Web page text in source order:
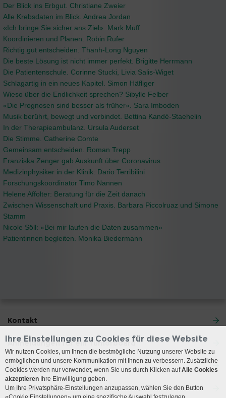
Der Blick ins Erbgut. Christiane Zweier
Alle Krebsdaten im Blick. Andrea Jordan
«Ich bringe Sie sicher ans Ziel». Mark Muff
Koordinieren und Planen. Robin Rufer
Richtig gut entscheiden. Thanh-Long Nguyen
Die beste Lösung ist nicht immer perfekt. Brigitte Herrmann
Die Patientenschule. Corinne Stucki, Livia Salis-Wiget
Schlagartig in ein neues Kapitel. Simon Häfliger
Wieso über die Endlichkeit sprechen? Sibylle Felber
«Die Prognosen sind besser als früher». Sara Imboden
Musik berührt, bewegt und verbindet. Bettina Kandé-Staehelin
In der Therapieambulanz. Ursula Auderset
Die Stimme. Catherine Comte
Gemeinsam entscheiden. Roman Trepp
Franziska Zenger gab Auskunft über Coronavirus
Medizinphysiker in der Klinik: Dario Terribilini
Forschungskoordinator Timo Nannen
Helene Affolter: Beratung für die Zeit danach
Zwischen Wissenschaft und Praxis. Barbara Piccolruaz und Simone
Stamm
Nicole Söll: «Bei mir laufen die Daten zusammen»
Patientinnen begleiten. Monika Biedermann
Kontakt
Anmeldungen für ein Tumorboard
Anreise
Besuchszeiten
Ihre Einstellungen zu Cookies für diese Website
Wir nutzen Cookies, um Ihnen die bestmögliche Nutzung unserer Website zu
ermöglichen und unsere Kommunikation mit Ihnen zu verbessern. Zusätzliche
Cookies werden nur verwendet, wenn Sie uns durch Klicken aufAlle Cookies
akzeptieren Ihre Einwilligung geben.
Um Ihre Privatsphäre-Einstellungen anzupassen, wählen Sie den Button